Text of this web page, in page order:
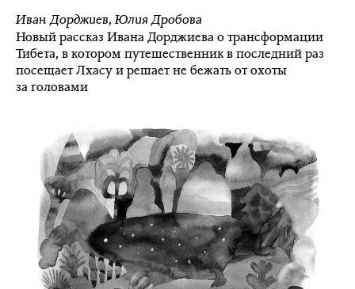
Иван Дорджиев,Юлия Дробова
Новый рассказ Ивана Дорджиева о трансформации
Тибета, в котором путешественник в последний раз
посещает Лхасу и решает не бежать от охоты
за головами